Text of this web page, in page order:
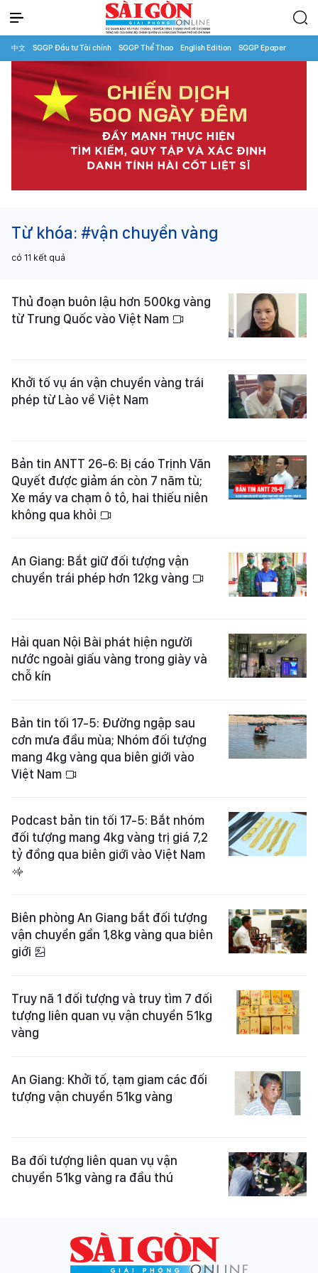
中文 SGGP Đầu tư Tài chính SGGP Thể Thao English Edition SGGP Epaper
Từ khóa: #vận chuyển vàng
có 11 kết quả
Thủ đoạn buôn lậu hơn 500kg vàng
từ Trung Quốc vào Việt Nam
Khởi tố vụ án vận chuyển vàng trái
phép từ Lào về Việt Nam
Bản tin ANTT 26-6: Bị cáo Trịnh Văn
Quyết được giảm án còn 7 năm tù;
Xe máy va chạm ô tô, hai thiếu niên
không qua khỏi
An Giang: Bắt giữ đối tượng vận
chuyển trái phép hơn 12kg vàng
Hải quan Nội Bài phát hiện người
nước ngoài giấu vàng trong giày và
chỗ kín
Bản tin tối 17-5: Đường ngập sau
cơn mưa đầu mùa; Nhóm đối tượng
mang 4kg vàng qua biên giới vào
Việt Nam
Podcast bản tin tối 17-5: Bắt nhóm
đối tượng mang 4kg vàng trị giá 7,2
tỷ đồng qua biên giới vào Việt Nam
Biên phòng An Giang bắt đối tượng
vận chuyển gần 1,8kg vàng qua biên
giới
Truy nã 1 đối tượng và truy tìm 7 đối
tượng liên quan vụ vận chuyển 51kg
vàng
An Giang: Khởi tố, tạm giam các đối
tượng vận chuyển 51kg vàng
Ba đối tượng liên quan vụ vận
chuyển 51kg vàng ra đầu thú